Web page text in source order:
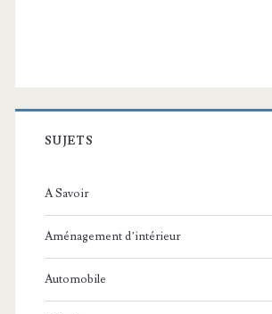
SUJETS
A Savoir
Aménagement d’intérieur
Automobile